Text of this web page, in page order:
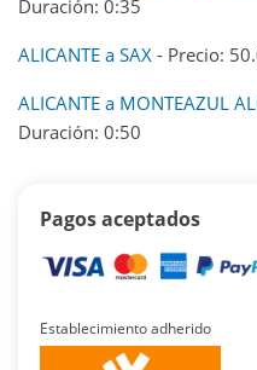
Duración: 0:35
ALICANTE a SAX - Precio:
ALICANTE a MONTEAZUL
Duración: 0:50
Pagos aceptados
Establecimiento adherido